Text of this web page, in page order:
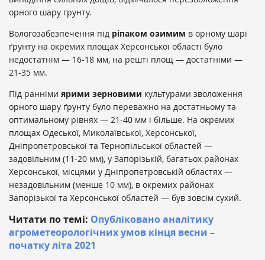
орного шару грунту.
Вологозабезпечення під ріпаком озимим в орному шарі
ґрунту на окремих площах Херсонської області було
недостатнім — 16-18 мм, на решті площ — достатніми —
21-35 мм.
Під ранніми ярими зерновими культурами зволоження
орного шару ґрунту було переважно на достатньому та
оптимальному рівнях — 21-40 мм і більше. На окремих
площах Одеської, Миколаївської, Херсонської,
Дніпропетровської та Тернопільської областей —
задовільним (11-20 мм), у Запорізькій, багатьох районах
Херсонської, місцями у Дніпропетровській областях —
незадовільним (менше 10 мм), в окремих районах
Запорізької та Херсонської областей — був зовсім сухий.
Читати по темі: Опубліковано аналітику
агрометеорологічних умов кінця весни –
початку літа 2021